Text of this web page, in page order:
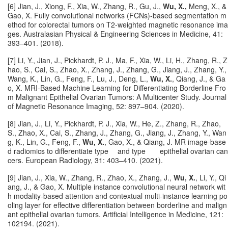
[6] Jian, J., Xiong, F., Xia, W., Zhang, R., Gu, J., Wu, X., Meng, X., &
Gao, X. Fully convolutional networks (FCNs)-based segmentation m
ethod for colorectal tumors on T2-weighted magnetic resonance ima
ges. Australasian Physical & Engineering Sciences in Medicine, 41:
393–401. (2018).
[7] Li, Y., Jian, J., Pickhardt, P. J., Ma, F., Xia, W., Li, H., Zhang, R., Z
hao, S., Cai, S., Zhao, X., Zhang, J., Zhang, G., Jiang, J., Zhang, Y.,
Wang, K., Lin, G., Feng, F., Lu, J., Deng, L., Wu, X., Qiang, J., & Ga
o, X. MRI‐Based Machine Learning for Differentiating Borderline Fro
m Malignant Epithelial Ovarian Tumors: A Multicenter Study. Journal
of Magnetic Resonance Imaging, 52: 897–904. (2020).
[8] Jian, J., Li, Y., Pickhardt, P. J., Xia, W., He, Z., Zhang, R., Zhao,
S., Zhao, X., Cai, S., Zhang, J., Zhang, G., Jiang, J., Zhang, Y., Wan
g, K., Lin, G., Feng, F., Wu, X., Gao, X., & Qiang, J. MR image-base
d radiomics to differentiate type and type epithelial ovarian can
cers. European Radiology, 31: 403–410. (2021).
[9] Jian, J., Xia, W., Zhang, R., Zhao, X., Zhang, J., Wu, X., Li, Y., Qi
ang, J., & Gao, X. Multiple instance convolutional neural network wit
h modality-based attention and contextual multi-instance learning po
oling layer for effective differentiation between borderline and malign
ant epithelial ovarian tumors. Artificial Intelligence in Medicine, 121:
102194. (2021).